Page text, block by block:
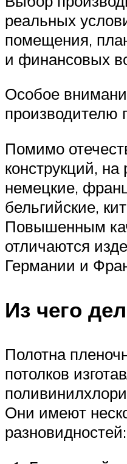
реальных
помещения,
и финансовых
Особое
производителю
Помимо
конструкций, на
немецкие,
бельгийские,
Повышенным
отличаются
Германии и
Из чего
Полотна
потолков
Они имеют
разновидностей: